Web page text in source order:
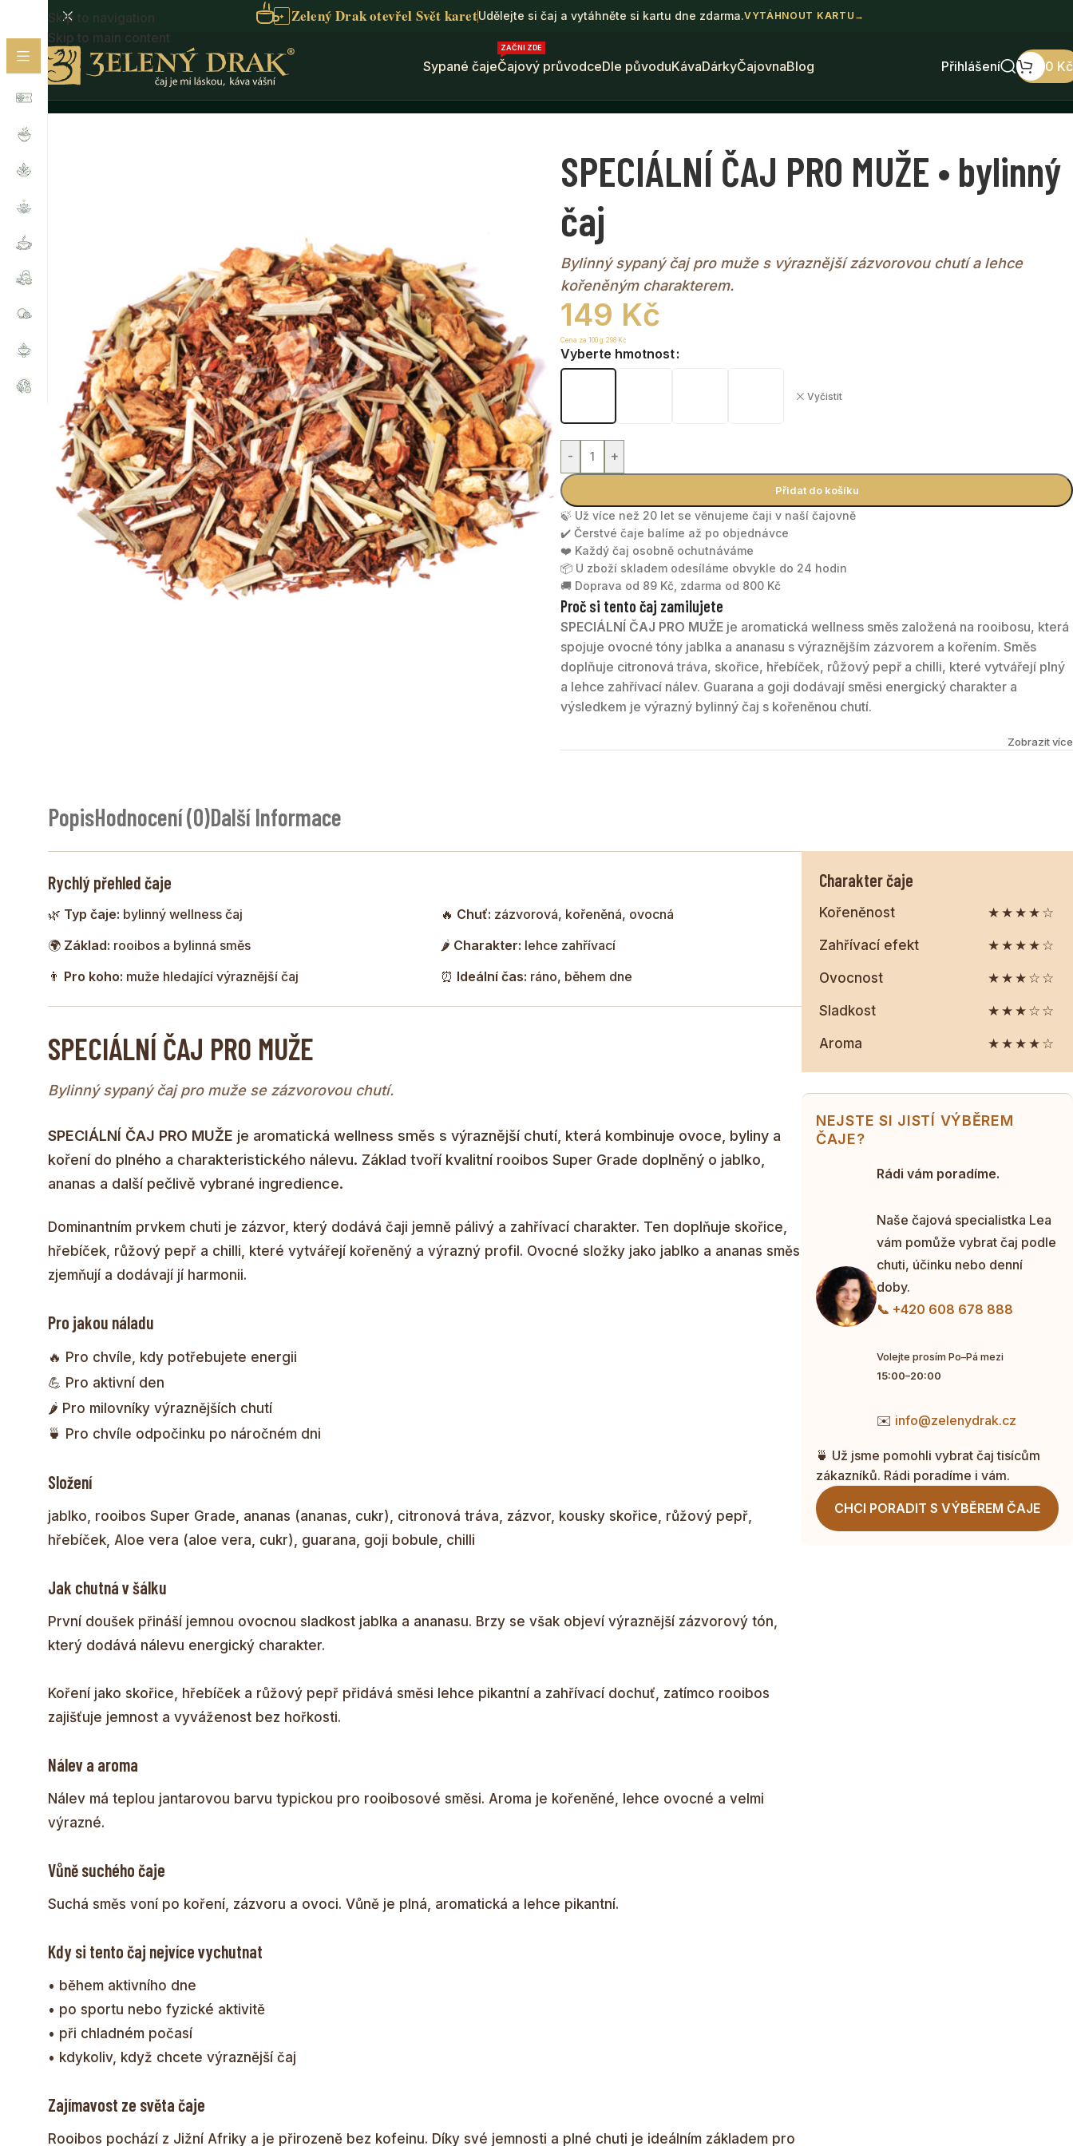
Skip to navigation
Skip to main content
✦ Zelený Drak otevřel Svět karetUdělejte si čaj a vytáhněte si kartu dne zdarma.VYTÁHNOUT KARTU →
Sypané čajeČajový průvodce
ZAČNI ZDE
Dle původuKávaDárkyČajovnaBlog Přihlášení 0 Kč
Domů
/Bylinný čaj/ Bylinné směsi
SPECIÁLNÍ ČAJ PRO MUŽE • bylinný
čaj
Bylinný sypaný čaj pro muže s výraznější zázvorovou chutí a lehce
kořeněným charakterem.
149 Kč
Cena za 100 g: 298 Kč
Vyberte hmotnost
Vyčistit
- +
Přidat do košíku
🍃 Už více než 20 let se věnujeme čaji v naší čajovně
✔️ Čerstvé čaje balíme až po objednávce
❤️ Každý čaj osobně ochutnáváme
📦 U zboží skladem odesíláme obvykle do 24 hodin
🚚 Doprava od 89 Kč, zdarma od 800 Kč
Proč si tento čaj zamilujete
SPECIÁLNÍ ČAJ PRO MUŽE je aromatická wellness směs založená na rooibosu, která
spojuje ovocné tóny jablka a ananasu s výraznějším zázvorem a kořením. Směs
doplňuje citronová tráva, skořice, hřebíček, růžový pepř a chilli, které vytvářejí plný
a lehce zahřívací nálev. Guarana a goji dodávají směsi energický charakter a
výsledkem je výrazný bylinný čaj s kořeněnou chutí.
Zobrazit více
PopisHodnocení (0)Další Informace
Rychlý přehled čaje
🌿 Typ čaje: bylinný wellness čaj 🔥 Chuť: zázvorová, kořeněná, ovocná
🌍 Základ: rooibos a bylinná směs 🌶️ Charakter: lehce zahřívací
👨 Pro koho: muže hledající výraznější čaj ⏰ Ideální čas: ráno, během dne
SPECIÁLNÍ ČAJ PRO MUŽE
Bylinný sypaný čaj pro muže se zázvorovou chutí.
SPECIÁLNÍ ČAJ PRO MUŽE je aromatická wellness směs s výraznější chutí, která kombinuje ovoce, byliny a
koření do plného a charakteristického nálevu. Základ tvoří kvalitní rooibos Super Grade doplněný o jablko,
ananas a další pečlivě vybrané ingredience.
Dominantním prvkem chuti je zázvor, který dodává čaji jemně pálivý a zahřívací charakter. Ten doplňuje skořice,
hřebíček, růžový pepř a chilli, které vytvářejí kořeněný a výrazný profil. Ovocné složky jako jablko a ananas směs
zjemňují a dodávají jí harmonii.
Pro jakou náladu
🔥 Pro chvíle, kdy potřebujete energii
💪 Pro aktivní den
🌶️ Pro milovníky výraznějších chutí
🍵 Pro chvíle odpočinku po náročném dni
Složení
jablko, rooibos Super Grade, ananas (ananas, cukr), citronová tráva, zázvor, kousky skořice, růžový pepř,
hřebíček, Aloe vera (aloe vera, cukr), guarana, goji bobule, chilli
Jak chutná v šálku
První doušek přináší jemnou ovocnou sladkost jablka a ananasu. Brzy se však objeví výraznější zázvorový tón,
který dodává nálevu energický charakter.
Koření jako skořice, hřebíček a růžový pepř přidává směsi lehce pikantní a zahřívací dochuť, zatímco rooibos
zajišťuje jemnost a vyváženost bez hořkosti.
Nálev a aroma
Nálev má teplou jantarovou barvu typickou pro rooibosové směsi. Aroma je kořeněné, lehce ovocné a velmi
výrazné.
Vůně suchého čaje
Suchá směs voní po koření, zázvoru a ovoci. Vůně je plná, aromatická a lehce pikantní.
Kdy si tento čaj nejvíce vychutnat
• během aktivního dne
• po sportu nebo fyzické aktivitě
• při chladném počasí
• kdykoliv, když chcete výraznější čaj
Zajímavost ze světa čaje
Rooibos pochází z Jižní Afriky a je přirozeně bez kofeinu. Díky své jemnosti a plné chuti je ideálním základem pro
Charakter čaje
Kořeněnost ★★★★☆
Zahřívací efekt ★★★★☆
Ovocnost ★★★☆☆
Sladkost ★★★☆☆
Aroma ★★★★☆
NEJSTE SI JISTÍ VÝBĚREM
ČAJE?
Rádi vám poradíme.
Naše čajová specialistka Lea
vám pomůže vybrat čaj podle
chuti, účinku nebo denní
doby.
📞 +420 608 678 888
Volejte prosím Po–Pá mezi
15:00–20:00
✉️ info@zelenydrak.cz
🍵 Už jsme pomohli vybrat čaj tisícům
zákazníků. Rádi poradíme i vám.
CHCI PORADIT S VÝBĚREM ČAJE